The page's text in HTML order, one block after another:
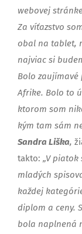
webovej
Za víťazstvo
obal na tablet,
najviac si
Bolo
Afrike. Bolo to
ktorom som
kým tam sám
Sandra Liška,
takto: „V
mladých
každej
diplom a ceny.
bola naplnená